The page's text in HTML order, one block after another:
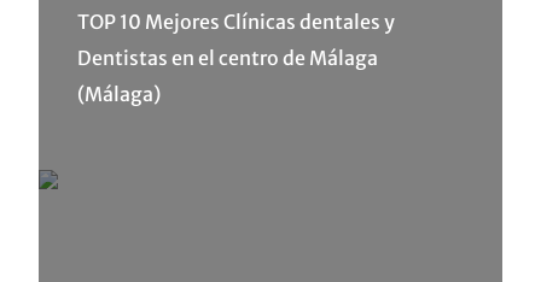
TOP 10 Mejores Clínicas dentales y
Dentistas en el centro de Málaga
(Málaga)